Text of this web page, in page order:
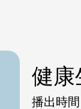
健康
播出時間